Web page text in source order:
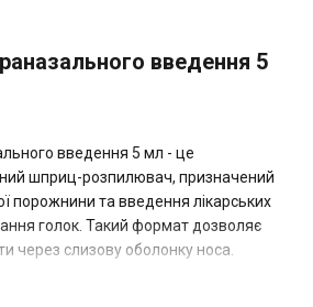
введення 5
введення 5 мл - це
шприц-розпилювач, призначений
порожнини та введення лікарських
голок. Такий формат дозволяє
через слизову оболонку носа.
забезпечує комфортніше